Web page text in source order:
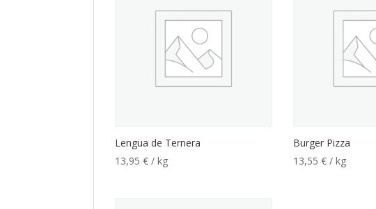
Lengua de Ternera
13,95€ / kg
Burger Pizza
13,55 € / kg